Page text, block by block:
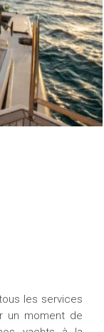
les services
un moment de